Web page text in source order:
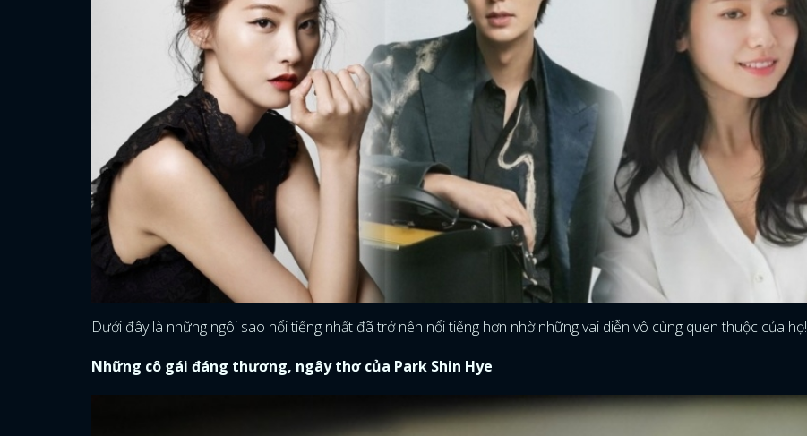
Dưới đây là những ngôi sao nổi tiếng nhất đã trở nên nổi tiếng hơn nhờ những vai diễn vô cùng quen thuộc của họ!
Những cô gái đáng thương, ngây thơ của Park Shin Hye